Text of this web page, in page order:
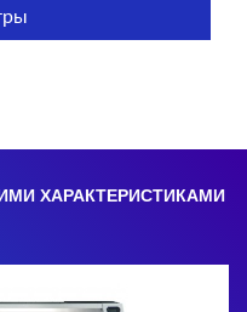
ХАРАКТЕРИСТИКАМИ